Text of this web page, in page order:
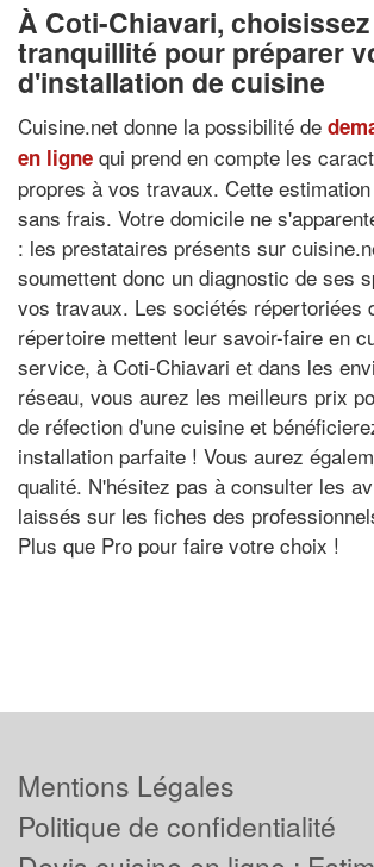
À Coti-Chiavari,
tranquillité pour préparer
d'installation de cuisine
Cuisine.net donne la possibilité de
en ligne qui prend en compte les
propres à vos travaux. Cette
sans frais. Votre domicile ne
: les prestataires présents sur
soumettent donc un diagnostic de ses
vos travaux. Les sociétés répertoriées
répertoire mettent leur savoir-faire en
service, à Coti-Chiavari et dans les
réseau, vous aurez les meilleurs prix
de réfection d'une cuisine et
installation parfaite ! Vous aurez
qualité. N'hésitez pas à consulter les
laissés sur les fiches des
Plus que Pro pour faire votre choix !
Mentions Légales
Politique de confidentialité